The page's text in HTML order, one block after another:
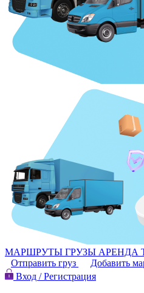
МАРШРУТЫ ГРУЗЫ АРЕНДА
Отправить груз
Добавить
Вход / Регистрация